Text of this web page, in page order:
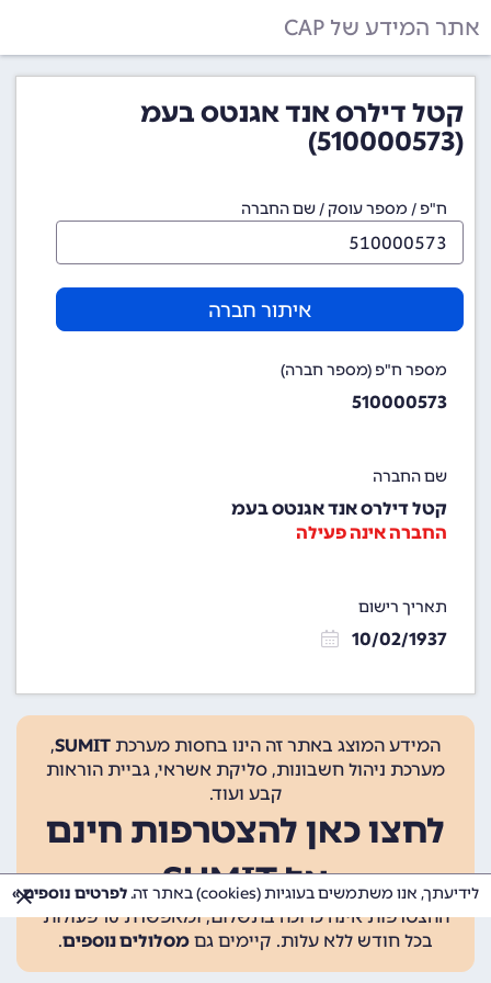
אתר המידע של CAP
קטל דילרס אנד אגנטס בעמ
(510000573)
ח"פ / מספר עוסק / שם החברה
איתור חברה
מספר ח"פ (מספר חברה)
510000573
שם החברה
קטל דילרס אנד אגנטס בעמ
החברה אינה פעילה
תאריך רישום
10/02/1937
המידע המוצג באתר זה הינו בחסות מערכת SUMIT
,
מערכת ניהול חשבונות, סליקת אשראי, גביית הוראות
קבע ועוד.
לחצו כאן להצטרפות חינם
אל SUMIT
ההצטרפות אינה כרוכה בתשלום, ומאפשרת 10 פעולות
בכל חודש ללא עלות. קיימים גם מסלולים נוספים.
לידיעתך, אנו משתמשים בעוגיות (cookies) באתר זה. לפרטים נוספים »